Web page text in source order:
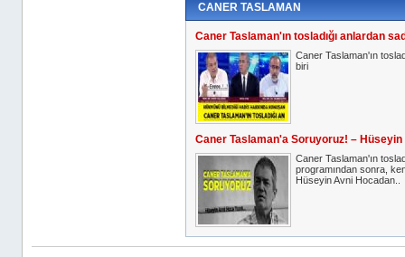
CANER TASLAMAN
Caner Taslaman'ın tosladığı anlardan
Caner Taslaman'ın
biri
Caner Taslaman'a Soruyoruz! –
Caner Taslaman'ın
programından sonra,
Hüseyin Avni Hocadan..